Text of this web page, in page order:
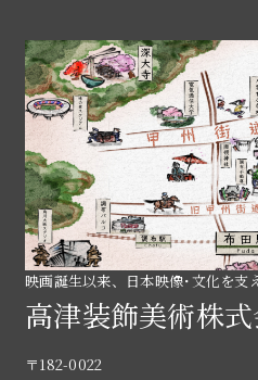
映画誕生以来、日本映像･文化を支
高津装飾美術株
〒182-0022